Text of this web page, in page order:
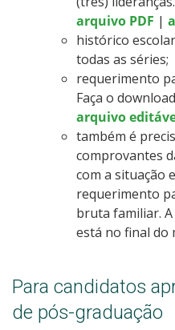
arquivo PDF |
histórico
todas as séries;
requerimento
Faça o
arquivo
também é
comprovantes
com a situação
requerimento
bruta familiar.
está no final do
Para candidatos
de pós-graduação